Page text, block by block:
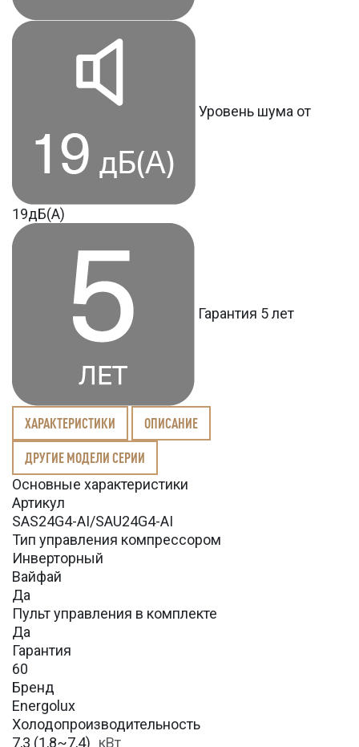
Уровень шума от
19дБ(А)
Гарантия 5 лет
ХАРАКТЕРИСТИКИ ОПИСАНИЕ
ДРУГИЕ МОДЕЛИ СЕРИИ
Основные характеристики
Артикул
SAS24G4-AI/SAU24G4-AI
Тип управления компрессором
Инверторный
Вайфай
Да
Пульт управления в комплекте
Да
Гарантия
60
Бренд
Energolux
Холодопроизводительность
7,3 (1,8~7,4) кВт